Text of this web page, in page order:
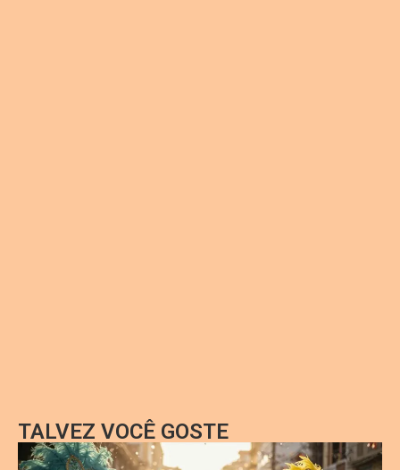
TALVEZ VOCÊ GOSTE